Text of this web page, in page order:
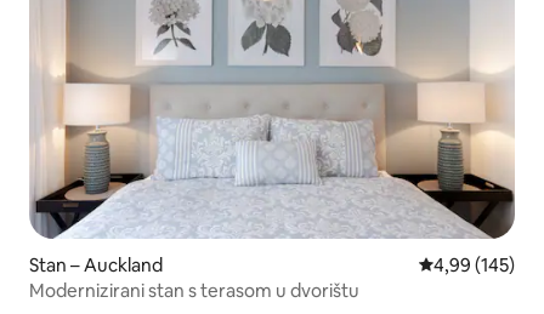
Stan – Auckland Prosječna
4,99 (145)
Modernizirani stan s terasom u dvorištu